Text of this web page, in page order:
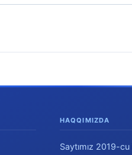
HAQQIMIZDA
Saytımız 2019-